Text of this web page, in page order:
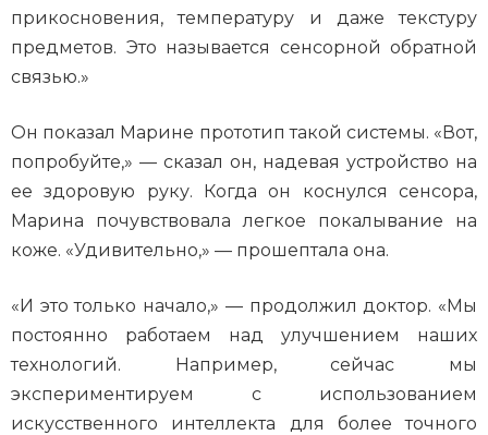
прикосновения, температуру и даже текстуру
предметов. Это называется сенсорной обратной
связью.»
Он показал Марине прототип такой системы. «Вот,
попробуйте,» — сказал он, надевая устройство на
ее здоровую руку. Когда он коснулся сенсора,
Марина почувствовала легкое покалывание на
коже. «Удивительно,» — прошептала она.
«И это только начало,» — продолжил доктор. «Мы
постоянно работаем над улучшением наших
технологий. Например, сейчас мы
экспериментируем с использованием
искусственного интеллекта для более точного